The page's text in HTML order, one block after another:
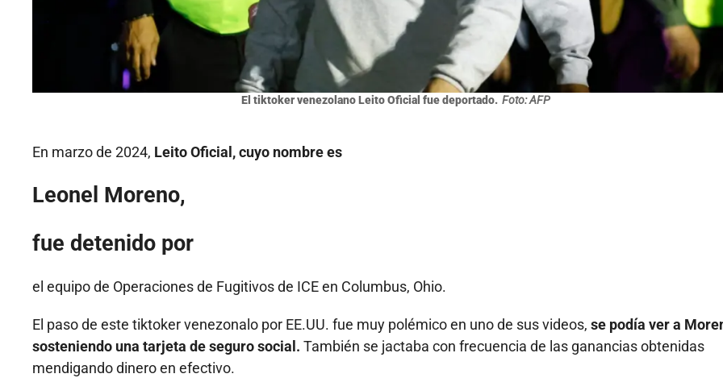
El tiktoker venezolano Leito Oficial fue deportado. Foto: AFP
En marzo de 2024, Leito Oficial, cuyo nombre es
Leonel Moreno,
fue detenido por
el equipo de Operaciones de Fugitivos de ICE en Columbus, Ohio.
El paso de este tiktoker venezonalo por EE.UU. fue muy polémico en uno de sus videos, se podía ver a
sosteniendo una tarjeta de seguro social. También se jactaba con frecuencia de las ganancias obtenidas
mendigando dinero en efectivo.